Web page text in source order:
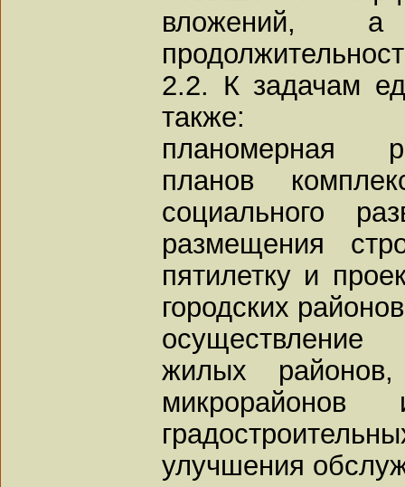
вложений, а
2.2. К задачам
также:
планомерная
планов
социального
размещения
пятилетку и
городских
осуществление
жилых
улучшения